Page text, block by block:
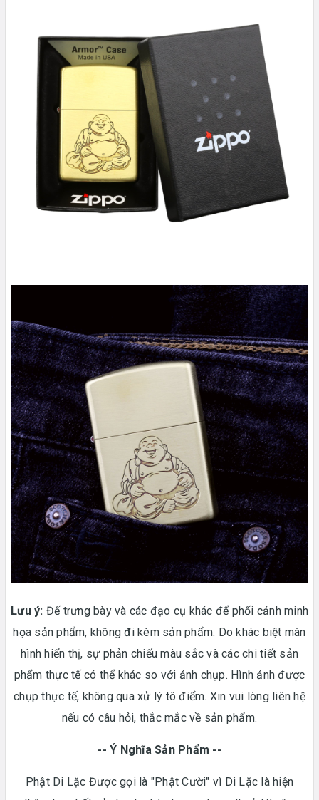
Lưu ý: Đế trưng bày và các đạo cụ khác để phối cảnh minh
họa sản phẩm, không đi kèm sản phẩm. Do khác biệt màn
hình hiển thị, sự phản chiếu màu sắc và các chi tiết sản
phẩm thực tế có thể khác so với ảnh chụp. Hình ảnh được
chụp thực tế, không qua xử lý tô điểm. Xin vui lòng liên hệ
nếu có câu hỏi, thắc mắc về sản phẩm.
-- Ý Nghĩa Sản Phẩm --
Phật Di Lặc Được gọi là "Phật Cười" vì Di Lặc là hiện